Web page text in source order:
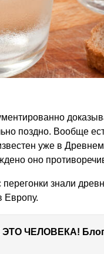
поздно. Вообще
уже в
оно
перегонки знали
Европу.